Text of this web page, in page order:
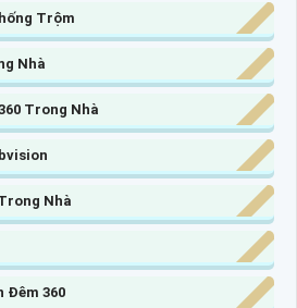
Trộm
Nhà
Trong Nhà
Nhà
Đêm 360